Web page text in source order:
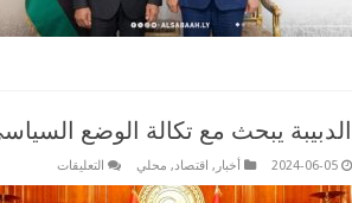
الدبيبة يبحث مع تكالة الوضع
2024-06-05 أخبار , اقتصاد, محلي التعليقات